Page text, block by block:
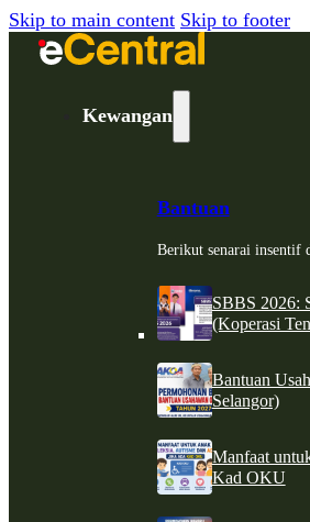
Skip to main content Skip to footer
Kewangan
Bantuan
Berikut senarai insentif
SBBS 2026:
(Koperasi
Bantuan
Selangor)
Manfaat
Kad OKU